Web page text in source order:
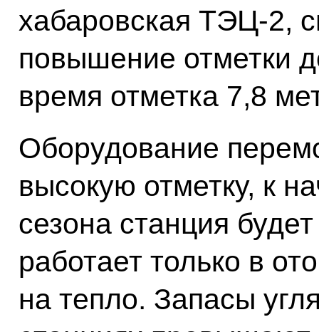
хабаровская ТЭЦ-2,
повышение отметки
время отметка 7,8
Оборудование
высокую отметку, к
сезона станция
работает только в
на тепло. Запасы